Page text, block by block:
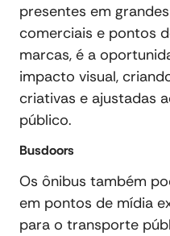
presentes em
comerciais e pontos
marcas, é a
impacto visual,
criativas e ajustadas
público.
Busdoors
Os ônibus também
em pontos de mídia
para o transporte